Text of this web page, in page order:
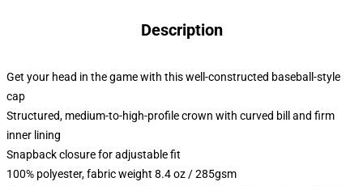
Description
Get your head in the game with this well-constructed baseball-style
cap
Structured, medium-to-high-profile crown with curved bill and firm
inner lining
Snapback closure for adjustable fit
100% polyester, fabric weight 8.4 oz / 285gsm